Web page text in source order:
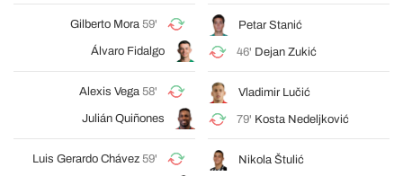
Gilberto Mora 59'
Álvaro Fidalgo
Petar Stanić
46' Dejan Zukić
Alexis Vega 58'
Julián Quiñones
Vladimir Lučić
79' Kosta Nedeljković
Luis Gerardo Chávez 59' Nikola Štulić